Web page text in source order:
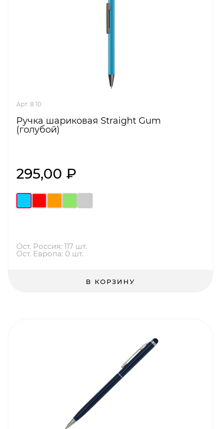
Арт. 8.10
Ручка шариковая Straight Gum
(голубой)
295,00 ₽
Ост. Россия: 117 шт.
Ост. Европа: 0 шт.
В КОРЗИНУ